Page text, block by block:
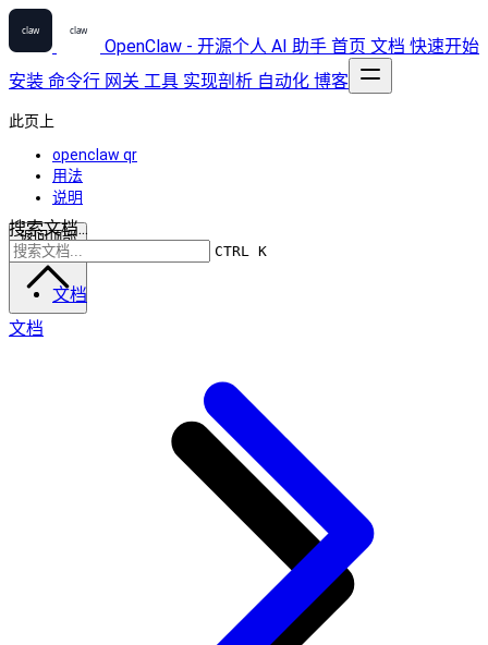
OpenClaw - 开源个人 AI 助手 首页 文档 快速开始
安装 命令行 网关 工具 实现剖析 自动化 博客
搜索文档...
CTRL K
文档
此页上
openclaw qr
用法
说明
返回顶部
文档